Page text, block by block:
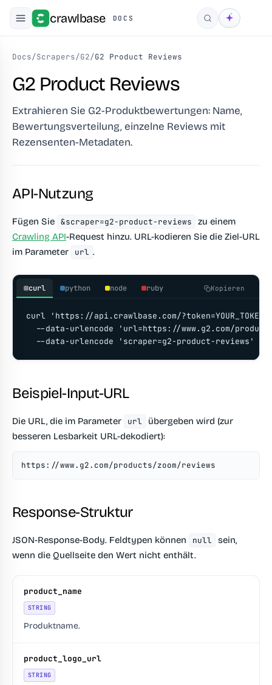
crawlbase DOCS Suchen
Docs/Scrapers/G2/G2 Product Reviews
G2 Product Reviews
Extrahieren Sie G2-Produktbewertungen: Name,
Bewertungsverteilung, einzelne Reviews mit
Rezensenten-Metadaten.
API-Nutzung
Fügen Sie &scraper=g2-product-reviews
zu einem
Crawling API-Request hinzu. URL-kodieren Sie die Ziel-URL
im Parameter
url .
curl python node ruby Kopieren
curl 'https://api.crawlbase.com/
--data-urlencode 'url=https://www.g2.com/
  --data-urlencode 'scraper=g2-product-reviews' -G
Beispiel-Input-URL
Die URL, die im Parameter url
übergeben wird (zur
besseren Lesbarkeit URL-dekodiert):
https://www.g2.com/products/zoom/reviews
Response-Struktur
JSON-Response-Body. Feldtypen können null
sein,
wenn die Quellseite den Wert nicht enthält.
product_name
STRING
Produktname.
product_logo_url
STRING